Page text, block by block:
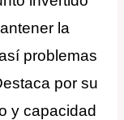
la
problemas
por su
y capacidad